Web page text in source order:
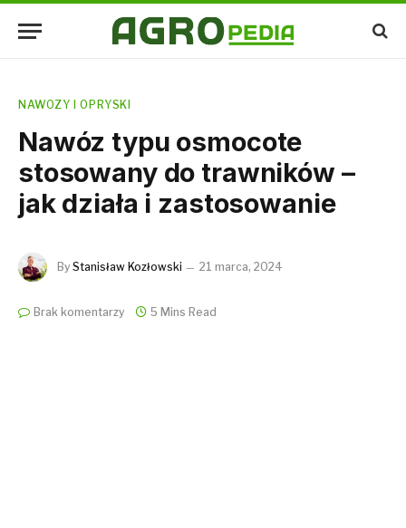
NAWOZY I OPRYSKI
Nawóz typu osmocote
stosowany do trawników –
jak działa i zastosowanie
By Stanisław Kozłowski 21 marca, 2024
Brak komentarzy 5 Mins Read